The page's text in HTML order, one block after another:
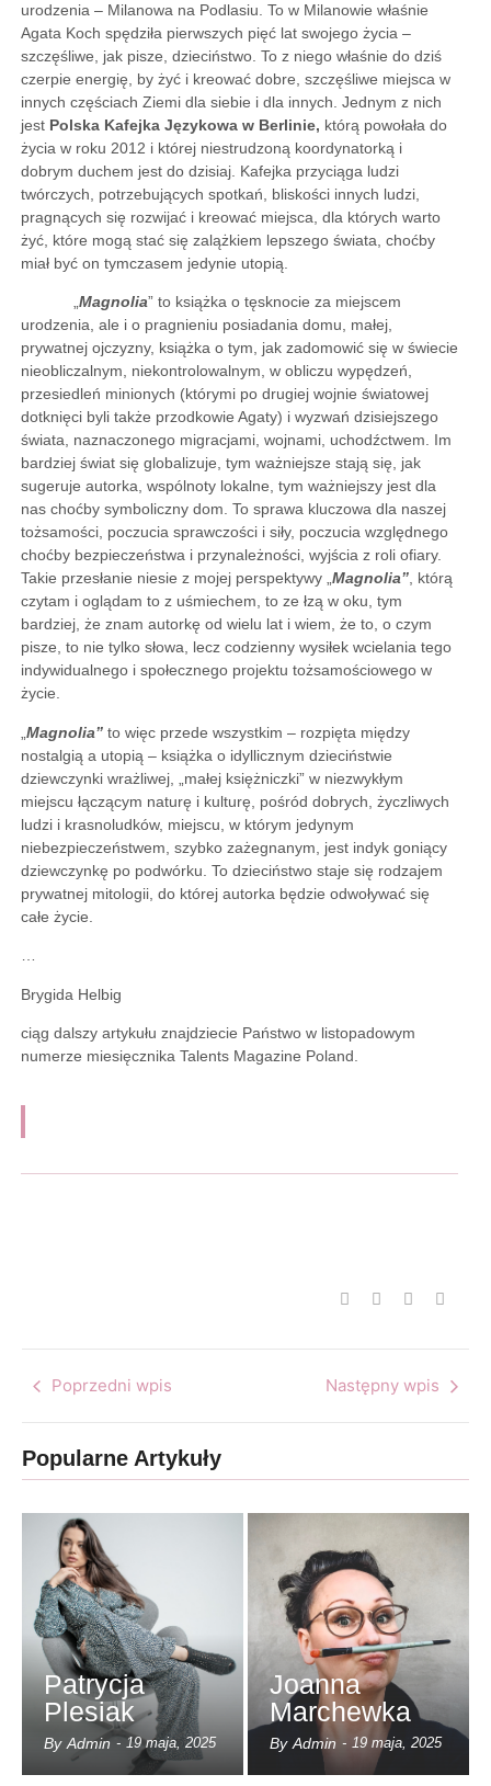
urodzenia – Milanowa na Podlasiu. To w Milanowie właśnie
Agata Koch spędziła pierwszych pięć lat swojego życia –
szczęśliwe, jak pisze, dzieciństwo. To z niego właśnie do dziś
czerpie energię, by żyć i kreować dobre, szczęśliwe miejsca w
innych częściach Ziemi dla siebie i dla innych. Jednym z nich
jest Polska Kafejka Językowa w Berlinie, którą powołała do
życia w roku 2012 i której niestrudzoną koordynatorką i
dobrym duchem jest do dzisiaj. Kafejka przyciąga ludzi
twórczych, potrzebujących spotkań, bliskości innych ludzi,
pragnących się rozwijać i kreować miejsca, dla których warto
żyć, które mogą stać się zalążkiem lepszego świata, choćby
miał być on tymczasem jedynie utopią.
„Magnolia” to książka o tęsknocie za miejscem
urodzenia, ale i o pragnieniu posiadania domu, małej,
prywatnej ojczyzny, książka o tym, jak zadomowić się w świecie
nieobliczalnym, niekontrolowalnym, w obliczu wypędzeń,
przesiedleń minionych (którymi po drugiej wojnie światowej
dotknięci byli także przodkowie Agaty) i wyzwań dzisiejszego
świata, naznaczonego migracjami, wojnami, uchodźctwem. Im
bardziej świat się globalizuje, tym ważniejsze stają się, jak
sugeruje autorka, wspólnoty lokalne, tym ważniejszy jest dla
nas choćby symboliczny dom. To sprawa kluczowa dla naszej
tożsamości, poczucia sprawczości i siły, poczucia względnego
choćby bezpieczeństwa i przynależności, wyjścia z roli ofiary.
Takie przesłanie niesie z mojej perspektywy „Magnolia”, którą
czytam i oglądam to z uśmiechem, to ze łzą w oku, tym
bardziej, że znam autorkę od wielu lat i wiem, że to, o czym
pisze, to nie tylko słowa, lecz codzienny wysiłek wcielania tego
indywidualnego i społecznego projektu tożsamościowego w
życie.
Magnolia” to więc przede wszystkim – rozpięta między
nostalgią a utopią – książka o idyllicznym dzieciństwie
dziewczynki wrażliwej, „małej księżniczki” w niezwykłym
miejscu łączącym naturę i kulturę, pośród dobrych, życzliwych
ludzi i krasnoludków, miejscu, w którym jedynym
niebezpieczeństwem, szybko zażegnanym, jest indyk goniący
dziewczynkę po podwórku. To dzieciństwo staje się rodzajem
prywatnej mitologii, do której autorka będzie odwoływać się
całe życie.
…
Brygida Helbig
ciąg dalszy artykułu znajdziecie Państwo w listopadowym
numerze miesięcznika Talents Magazine Poland.
Poprzedni wpis Następny wpis
Popularne Artykuły
Patrycja
Plesiak
By Admin - 19 maja, 2025
Joanna
Marchewka
By Admin - 19 maja, 2025